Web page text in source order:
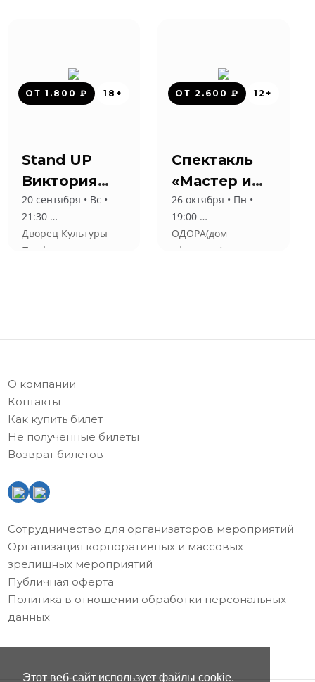
ОТ 1.800 ₽ 18+
Stand UP
Виктория
Складчикова
20 сентября • Вс •
21:30
Дворец Культуры
Профсоюзов
ОТ 2.600 ₽ 12+
Спектакль
«Мастер и
Маргарита»
26 октября • Пн •
19:00
ОДОРА(дом
офицеров) г.
О компании
Контакты
Как купить билет
Не полученные билеты
Возврат билетов
Сотрудничество для организаторов мероприятий
Организация корпоративных и массовых
зрелищных мероприятий
Публичная оферта
Политика в отношении обработки персональных
данных
Этот веб-сайт использует файлы cookie,